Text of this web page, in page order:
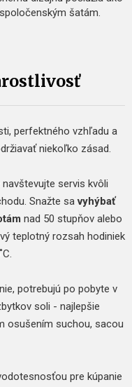
šatám.
perfektného vzhľadu a
niekoľko zásad.
servis kvôli
Snažte savyhýbať
nad 50 stupňov alebo
teplotný rozsah hodiniek
potrebujú po pobyte v
soli - najlepšie
osušením suchou, sacou
pre kúpanie